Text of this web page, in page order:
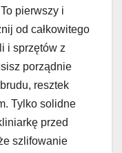
To pierwszy i
od całkowitego
i sprzętów z
porządnie
resztek
Tylko solidne
przed
szlifowanie